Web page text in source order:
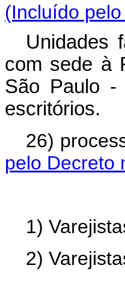
(Incluído
Unidades
com sede à
São Paulo
escritórios.
26)
pelo Decreto
1)
2)